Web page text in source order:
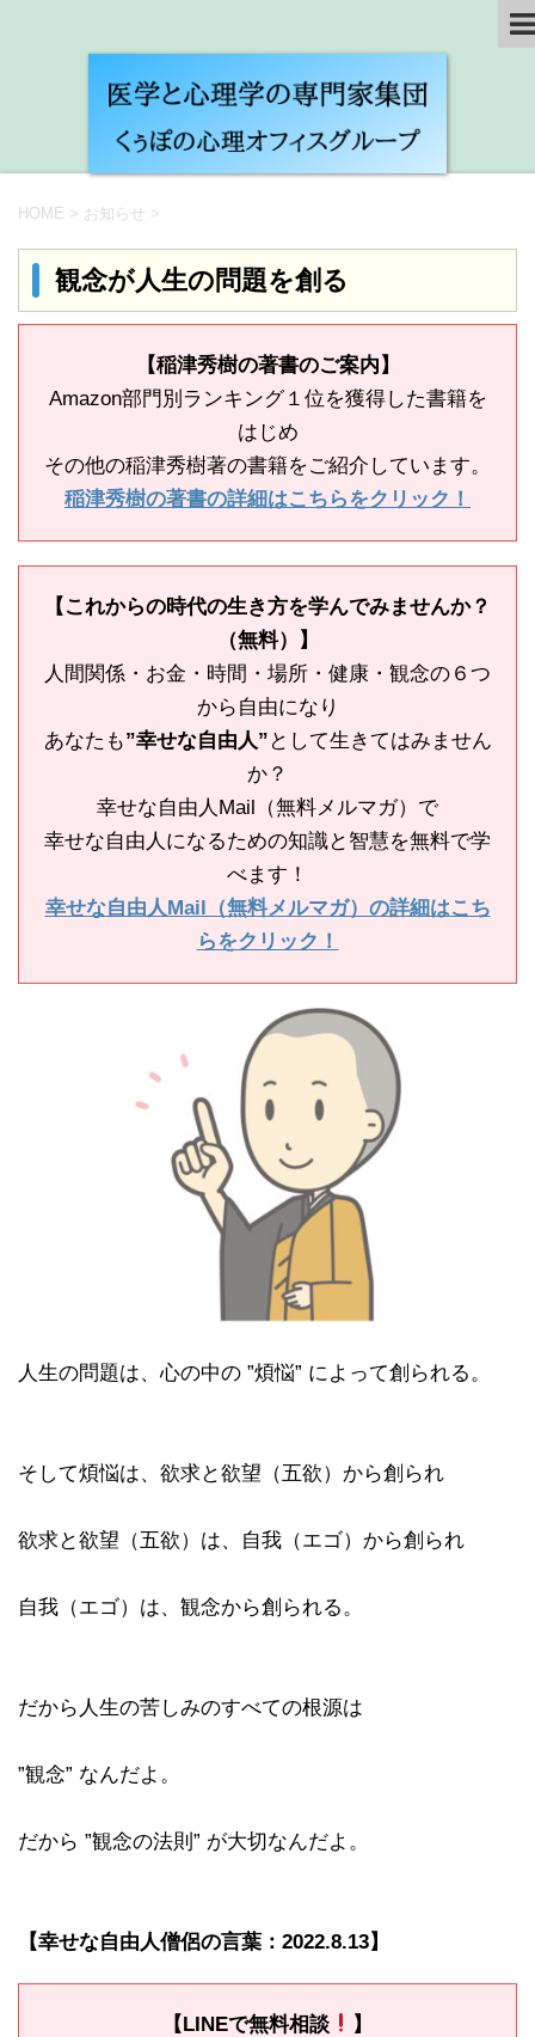
HOME > お知らせ >
観念が人生の問題を創る
【稲津秀樹の著書のご案内】
Amazon部門別ランキング１位を獲得した書籍を
はじめ
その他の稲津秀樹著の書籍をご紹介しています。
稲津秀樹の著書の詳細はこちらをクリック！
【これからの時代の生き方を学んでみませんか？
（無料）】
人間関係・お金・時間・場所・健康・観念の６つ
から自由になり
あなたも”幸せな自由人” として生きてはみません
か？
幸せな自由人Mail（無料メルマガ）で
幸せな自由人になるための知識と智慧を無料で学
べます！
幸せな自由人Mail（無料メルマガ）の詳細はこち
らをクリック！
人生の問題は、心の中の ”煩悩” によって創られる。
そして煩悩は、欲求と欲望（五欲）から創られ
欲求と欲望（五欲）は、自我（エゴ）から創られ
自我（エゴ）は、観念から創られる。
だから人生の苦しみのすべての根源は
”観念” なんだよ。
だから ”観念の法則” が大切なんだよ。
【幸せな自由人僧侶の言葉：2022.8.13】
【LINEで無料相談
】